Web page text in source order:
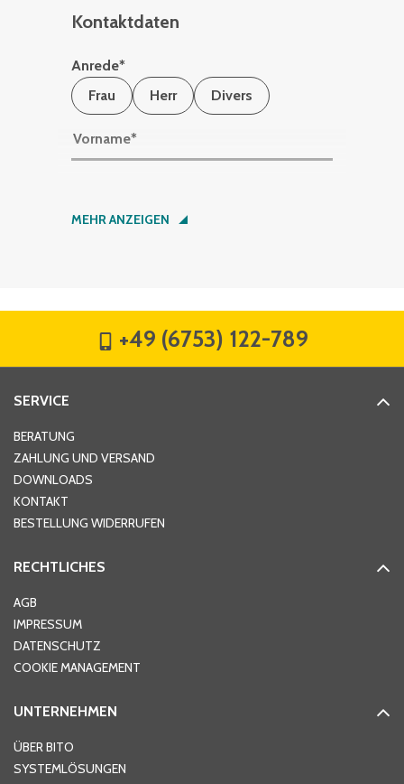
Kontaktdaten
Anrede*
Frau
Herr Divers
Vorname*
Nachname*
Hausnummer
Ort*
Telefon
MEHR ANZEIGEN
+49 (6753) 122-789
SERVICE
BERATUNG
ZAHLUNG UND VERSAND
DOWNLOADS
KONTAKT
BESTELLUNG WIDERRUFEN
RECHTLICHES
AGB
IMPRESSUM
DATENSCHUTZ
COOKIE MANAGEMENT
UNTERNEHMEN
ÜBER BITO
SYSTEMLÖSUNGEN